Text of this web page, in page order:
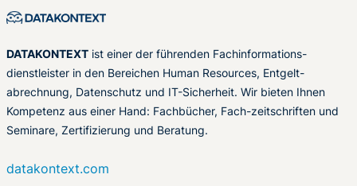
DATAKONTEXT ist einer der führenden Fachinformations-
dienstleister in den Bereichen Human Resources, Entgelt-
abrechnung, Datenschutz und IT-Sicherheit. Wir bieten Ihnen
Kompetenz aus einer Hand: Fachbücher, Fach-zeitschriften und
Seminare, Zertifizierung und Beratung.
datakontext.com